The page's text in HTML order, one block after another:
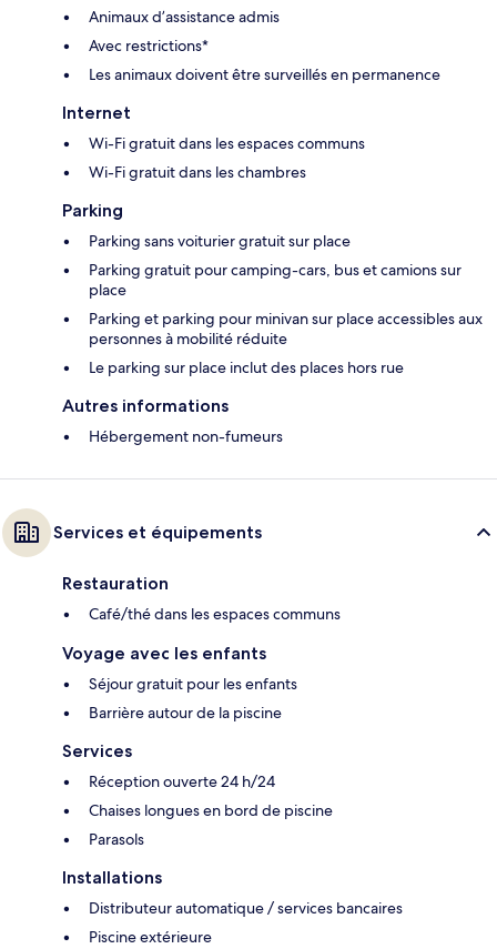
Animaux d’assistance admis
Avec restrictions*
Les animaux doivent être surveillés en permanence
Internet
Wi-Fi gratuit dans les espaces communs
Wi-Fi gratuit dans les chambres
Parking
Parking sans voiturier gratuit sur place
Parking gratuit pour camping-cars, bus et camions sur
place
Parking et parking pour minivan sur place accessibles aux
personnes à mobilité réduite
Le parking sur place inclut des places hors rue
Autres informations
Hébergement non-fumeurs
Services et équipements
Restauration
Café/thé dans les espaces communs
Voyage avec les enfants
Séjour gratuit pour les enfants
Barrière autour de la piscine
Services
Réception ouverte 24 h/24
Chaises longues en bord de piscine
Parasols
Installations
Distributeur automatique / services bancaires
Piscine extérieure